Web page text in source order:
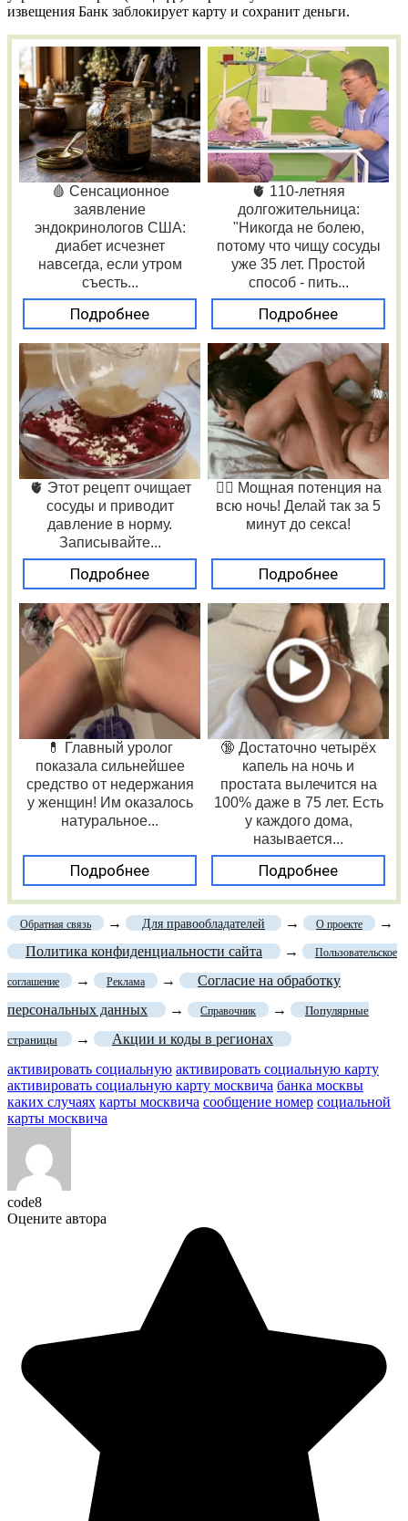
извещения Банк заблокирует карту и сохранит деньги.
🩸 Сенсационное
заявление
эндокринологов США:
диабет исчезнет
навсегда, если утром
съесть...
Подробнее
🫀 110-летняя
долгожительница:
"Никогда не болею,
потому что чищу сосуды
уже 35 лет. Простой
способ - пить...
Подробнее
🫀 Этот рецепт очищает
сосуды и приводит
давление в норму.
Записывайте...
Подробнее
❤️‍🔥 Мощная потенция на
всю ночь! Делай так за 5
минут до секса!
Подробнее
💊 Главный уролог
показала сильнейшее
средство от недержания
у женщин! Им оказалось
натуральное...
Подробнее
🔞 Достаточно четырёх
капель на ночь и
простата вылечится на
100% даже в 75 лет. Есть
у каждого дома,
называется...
Подробнее
Обратная связь → Для правообладателей → О проекте
→
Политика конфиденциальности сайта
→ Пользовательское
соглашение → Реклама →
Согласие на обработку
персональных данных
→ Справочник → Популярные
страницы →
Акции и коды в регионах
активировать социальную активировать социальную карту
активировать социальную карту москвича банка москвы
каких случаях карты москвича сообщение номер социальной
карты москвича
code8
Оцените автора